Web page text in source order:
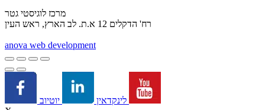
מרכז לוגיסטי גטר
רח' הדקלים 12 א.ת. לב הארץ, ראש העין
anova web development
לינקדאין